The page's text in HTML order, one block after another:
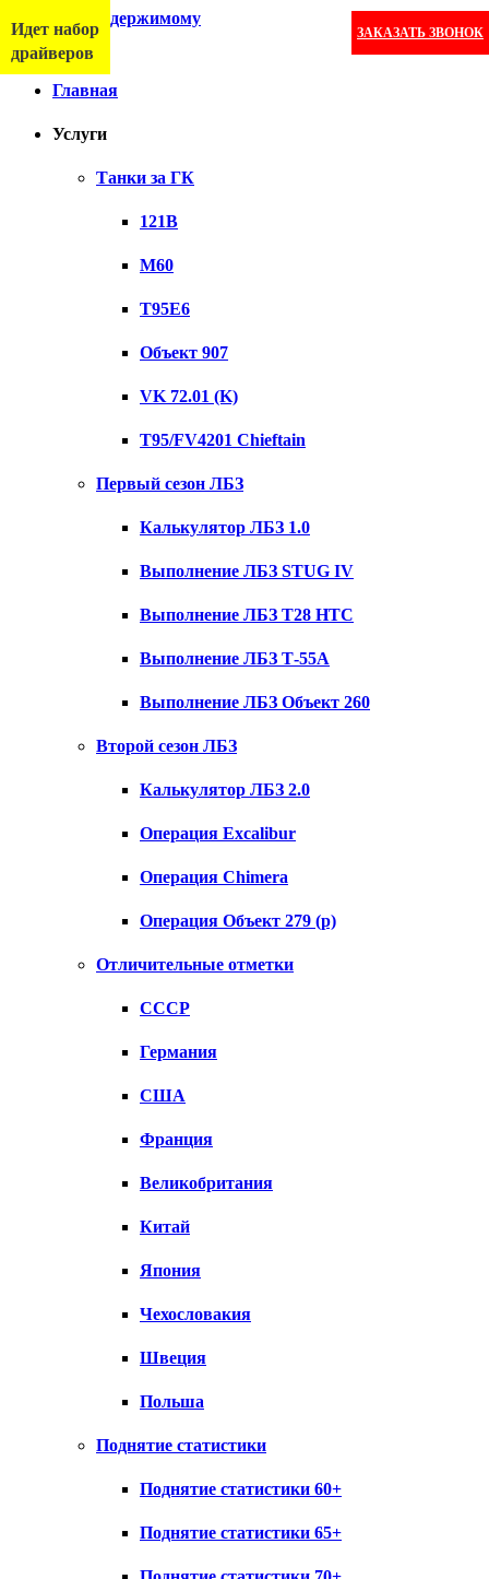
Перейти к содержимому
ЗАКАЗАТЬ ЗВОНОК
Меню
Главная
Услуги
Танки за ГК
121B
M60
T95E6
Объект 907
VK 72.01 (K)
T95/FV4201 Chieftain
Первый сезон ЛБЗ
Калькулятор ЛБЗ 1.0
Выполнение ЛБЗ STUG IV
Выполнение ЛБЗ T28 HTC
Выполнение ЛБЗ Т-55А
Выполнение ЛБЗ Объект 260
Второй сезон ЛБЗ
Калькулятор ЛБЗ 2.0
Операция Excalibur
Операция Chimera
Операция Объект 279 (р)
Отличительные отметки
СССР
Германия
США
Франция
Великобритания
Китай
Япония
Чехословакия
Швеция
Польша
Поднятие статистики
Поднятие статистики 60+
Поднятие статистики 65+
Идет набор
драйверов